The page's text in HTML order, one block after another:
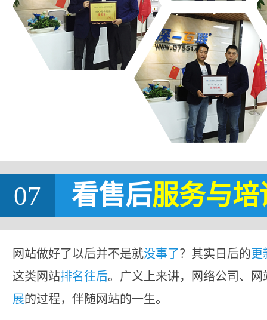
07 看售后服务与培
网站做好了以后并不是就没事了？其实日后的更
这类网站排名往后。广义上来讲，网络公司、
展的过程，伴随网站的一生。